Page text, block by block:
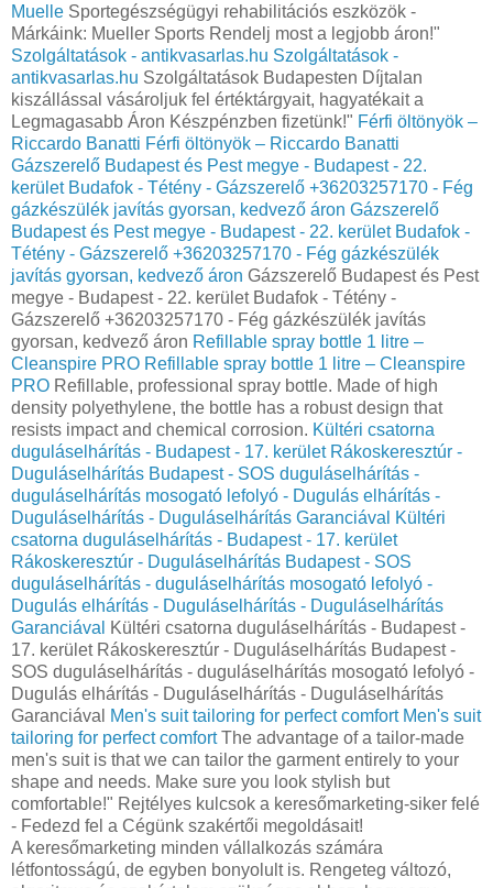
Muelle Sportegészségügyi rehabilitációs eszközök -
Márkáink: Mueller Sports Rendelj most a legjobb áron!"
Szolgáltatások - antikvasarlas.hu Szolgáltatások -
antikvasarlas.hu Szolgáltatások Budapesten Díjtalan
kiszállással vásároljuk fel értéktárgyait, hagyatékait a
Legmagasabb Áron Készpénzben fizetünk!" Férfi öltönyök –
Riccardo Banatti Férfi öltönyök – Riccardo Banatti
Gázszerelő Budapest és Pest megye - Budapest - 22.
kerület Budafok - Tétény - Gázszerelő +36203257170 - Fég
gázkészülék javítás gyorsan, kedvező áron Gázszerelő
Budapest és Pest megye - Budapest - 22. kerület Budafok -
Tétény - Gázszerelő +36203257170 - Fég gázkészülék
javítás gyorsan, kedvező áron Gázszerelő Budapest és Pest
megye - Budapest - 22. kerület Budafok - Tétény -
Gázszerelő +36203257170 - Fég gázkészülék javítás
gyorsan, kedvező áron Refillable spray bottle 1 litre –
Cleanspire PRO Refillable spray bottle 1 litre – Cleanspire
PRO Refillable, professional spray bottle. Made of high
density polyethylene, the bottle has a robust design that
resists impact and chemical corrosion. Kültéri csatorna
duguláselhárítás - Budapest - 17. kerület Rákoskeresztúr -
Duguláselhárítás Budapest - SOS duguláselhárítás -
duguláselhárítás mosogató lefolyó - Dugulás elhárítás -
Duguláselhárítás - Duguláselhárítás Garanciával
Kültéri
csatorna duguláselhárítás - Budapest - 17. kerület
Rákoskeresztúr - Duguláselhárítás Budapest - SOS
duguláselhárítás - duguláselhárítás mosogató lefolyó -
Dugulás elhárítás - Duguláselhárítás - Duguláselhárítás
Garanciával
Kültéri csatorna duguláselhárítás - Budapest -
17. kerület Rákoskeresztúr - Duguláselhárítás Budapest -
SOS duguláselhárítás - duguláselhárítás mosogató lefolyó -
Dugulás elhárítás - Duguláselhárítás - Duguláselhárítás
Garanciával
Men's suit tailoring for perfect comfort Men's suit
tailoring for perfect comfortThe advantage of a tailor-made
men's suit is that we can tailor the garment entirely to your
shape and needs. Make sure you look stylish but
comfortable!" Rejtélyes kulcsok a keresőmarketing-siker felé
- Fedezd fel a Cégünk szakértői megoldásait!
A keresőmarketing minden vállalkozás számára
létfontosságú, de egyben bonyolult is. Rengeteg változó,